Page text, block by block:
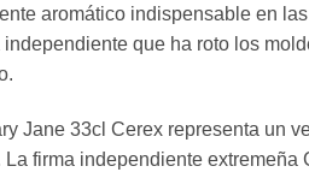
aromático indispensable en
que ha roto los
Jane 33cl Cerex representa un
La firma independiente